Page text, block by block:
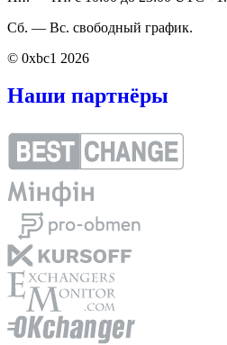
Сб. — Вс. свободный график.
© 0xbc1 2026
Наши партнёры